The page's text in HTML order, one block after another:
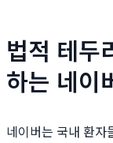
법적 테두
하는 네이
네이버는 국내 환자